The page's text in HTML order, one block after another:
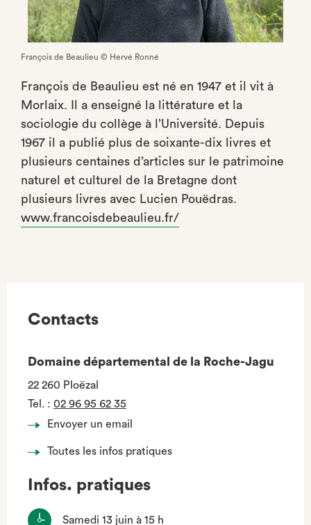
François de Beaulieu © Hervé Ronné
François de Beaulieu est né en 1947 et il vit à
Morlaix. Il a enseigné la littérature et la
sociologie du collège à l’Université. Depuis
1967 il a publié plus de soixante-dix livres et
plusieurs centaines d’articles sur le patrimoine
naturel et culturel de la Bretagne dont
plusieurs livres avec Lucien Pouëdras.
www.francoisdebeaulieu.fr/
Contacts
Domaine départemental de la Roche-Jagu
22 260 Ploëzal
Tel. : 02 96 95 62 35
Envoyer un email
Toutes les infos pratiques
Infos. pratiques
Samedi 13 juin à 15 h